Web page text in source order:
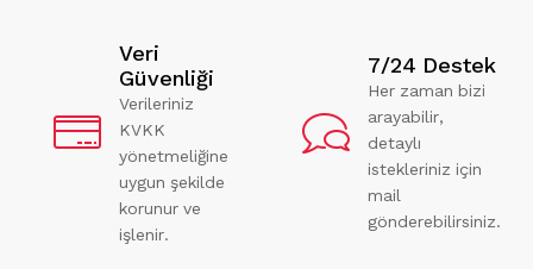
Veri
Güvenliği
Verileriniz
KVKK
yönetmeliğine
uygun şekilde
korunur ve
işlenir.
7/24 Destek
Her zaman bizi
arayabilir,
detaylı
istekleriniz için
mail
gönderebilirsiniz.